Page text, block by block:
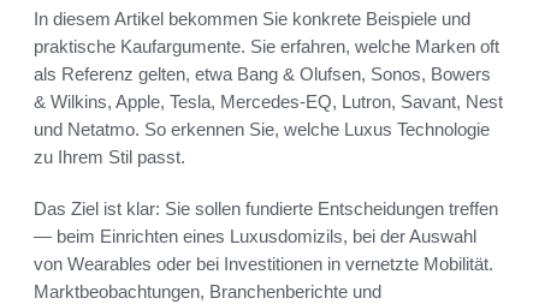
In diesem Artikel bekommen Sie konkrete Beispiele und
praktische Kaufargumente. Sie erfahren, welche Marken oft
als Referenz gelten, etwa Bang & Olufsen, Sonos, Bowers
& Wilkins, Apple, Tesla, Mercedes-EQ, Lutron, Savant, Nest
und Netatmo. So erkennen Sie, welche Luxus Technologie
zu Ihrem Stil passt.
Das Ziel ist klar: Sie sollen fundierte Entscheidungen treffen
— beim Einrichten eines Luxusdomizils, bei der Auswahl
von Wearables oder bei Investitionen in vernetzte Mobilität.
Marktbeobachtungen, Branchenberichte und